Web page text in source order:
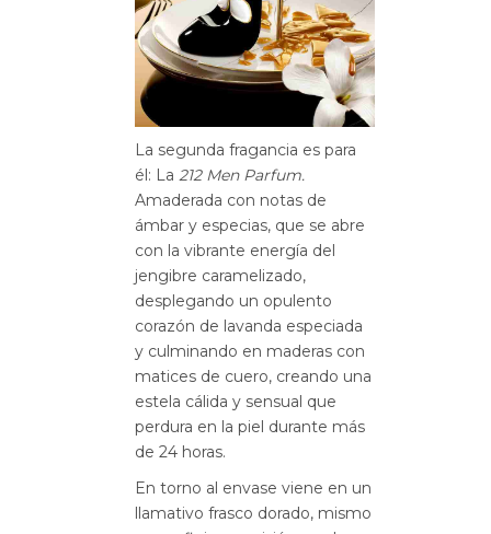
La segunda fragancia es para
él: La 212 Men Parfum.
Amaderada con notas de
ámbar y especias, que se abre
con la vibrante energía del
jengibre caramelizado,
desplegando un opulento
corazón de lavanda especiada
y culminando en maderas con
matices de cuero, creando una
estela cálida y sensual que
perdura en la piel durante más
de 24 horas.
En torno al envase viene en un
llamativo frasco dorado, mismo